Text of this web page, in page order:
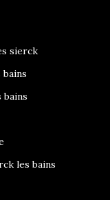
sierck
bains
les bains